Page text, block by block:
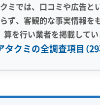
ミでは、口コミや広告と
ず、客観的な事実情報を
算を行い業者を掲載してい
タクミの全調査項目（